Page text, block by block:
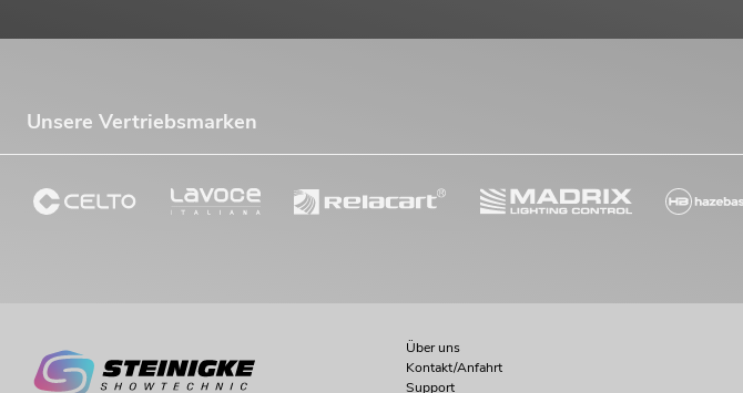
Unsere Vertriebsmarken
Über uns
Kontakt/Anfahrt
Support